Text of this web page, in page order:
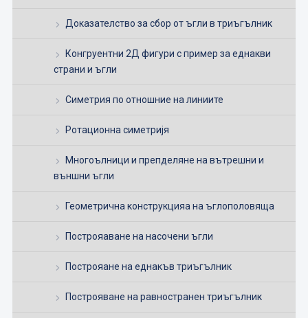
Доказателство за сбор от ъгли в триъгълник
Конгруентни 2Д фигури с пример за еднакви
страни и ъгли
Симетрия по отношние на линиите
Ротационна симетријя
Многоълници и препделяне на вътрешни и
външни ъгли
Геометрична конструкцияа на ъглополовяща
Построяаване на насочени ъгли
Построяане на еднакъв триъгълник
Построяване на равностранен триъгълник